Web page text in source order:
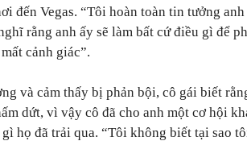
đến Vegas. “Tôi hoàn toàn tin tưởng anh
rằng anh ấy sẽ làm bất cứ điều gì để
cảnh giác”.
và cảm thấy bị phản bội, cô gái biết
dứt, vì vậy cô đã cho anh một cơ hội
họ đã trải qua. “Tôi không biết tại sao